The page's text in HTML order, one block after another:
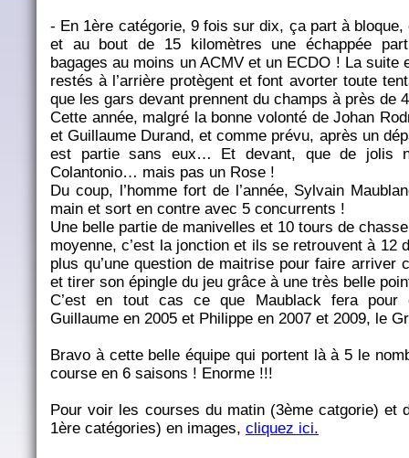
- En 1ère catégorie, 9 fois sur dix, ça part à
et au bout de 15 kilomètres une échappée
bagages au moins un ACMV et un ECDO ! La suite
restés à l’arrière protègent et font avorter toute
que les gars devant prennent du champs à près de
Cette année, malgré la bonne volonté de Johan
et Guillaume Durand, et comme prévu, après un
est partie sans eux… Et devant, que de jolis
Colantonio… mais pas un Rose !
Du coup, l’homme fort de l’année, Sylvain
main et sort en contre avec 5 concurrents !
Une belle partie de manivelles et 10 tours de
moyenne, c’est la jonction et ils se retrouvent à 12
plus qu’une question de maitrise pour faire arriver
et tirer son épingle du jeu grâce à une très belle
C’est en tout cas ce que Maublack fera pour
Guillaume en 2005 et Philippe en 2007 et 2009, le
Bravo à cette belle équipe qui portent là à 5 le
course en 6 saisons ! Enorme !!!
Pour voir les courses du matin (3ème catgorie) et
1ère catégories) en images, cliquez ici.